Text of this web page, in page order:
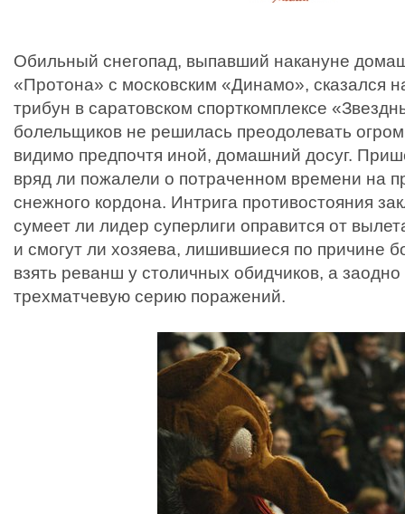
Обильный снегопад, выпавший накануне
«Протона» с московским «Динамо», сказался
трибун в саратовском спорткомплексе
болельщиков не решилась преодолевать
видимо предпочтя иной, домашний досуг.
вряд ли пожалели о потраченном времени на
снежного кордона. Интрига противостояния
сумеет ли лидер суперлиги оправится от
и смогут ли хозяева, лишившиеся по причине
взять реванш у столичных обидчиков, а заодно
трехматчевую серию поражений.